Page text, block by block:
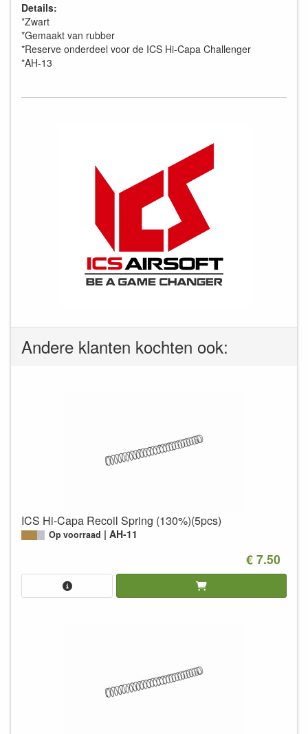
Details:
*Zwart
*Gemaakt van rubber
*Reserve onderdeel voor de ICS Hi-Capa Challenger
*AH-13
Andere klanten kochten ook:
ICS Hi-Capa Recoil Spring (130%)(5pcs)
Op voorraad AH-11
€ 7.50